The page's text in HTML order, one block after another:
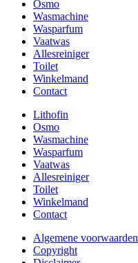
Osmo
Wasmachine
Wasparfum
Vaatwas
Allesreiniger
Toilet
Winkelmand
Contact
Lithofin
Osmo
Wasmachine
Wasparfum
Vaatwas
Allesreiniger
Toilet
Winkelmand
Contact
Algemene voorwaarden
Copyright